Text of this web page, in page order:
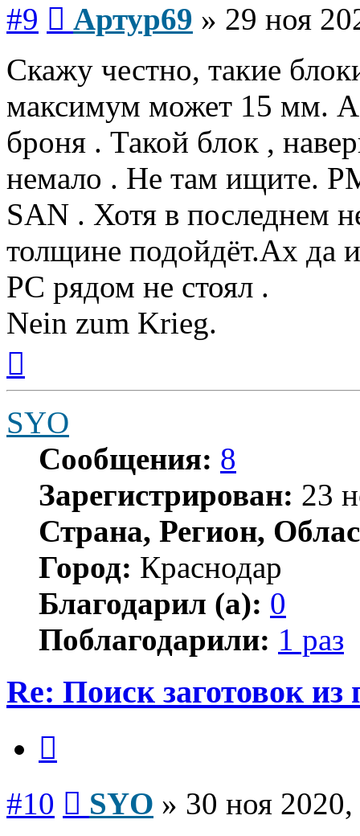
#9 Артур69 » 29 ноя
Скажу честно, такие
максимум может 15 мм. А
броня . Такой блок ,
немало . Не там ищите.
SAN . Хотя в последнем
толщине подойдёт.Ах да
PC рядом не стоял .
Nein zum Krieg.
началу
SYO
Сообщения: 8
Зарегистрирован: 23
Страна, Регион,
Город: Краснодар
Благодарил (а): 0
Поблагодарили: 1 раз
Re: Поиск заготовок из
#10 SYO » 30 ноя